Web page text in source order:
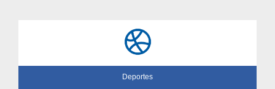
Deportes